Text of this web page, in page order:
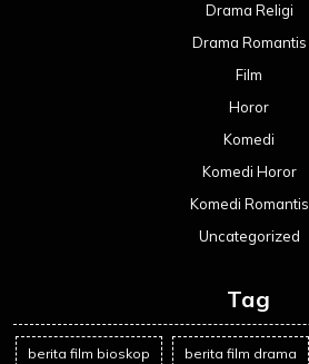
Drama Religi
Drama Romantis
Film
Horor
Komedi
Komedi Horor
Komedi Romantis
Uncategorized
Tag
berita film bioskop berita film drama